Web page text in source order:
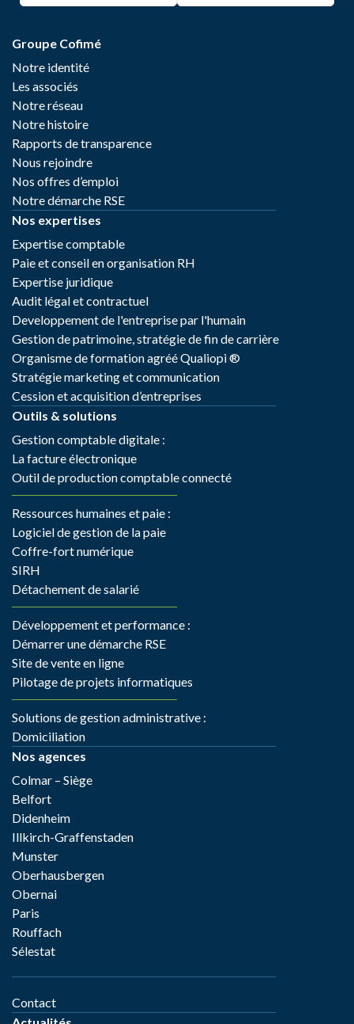
Groupe Cofimé
Notre identité
Les associés
Notre réseau
Notre histoire
Rapports de transparence
Nous rejoindre
Nos offres d’emploi
Notre démarche RSE
Nos expertises
Expertise comptable
Paie et conseil en organisation RH
Expertise juridique
Audit légal et contractuel
Developpement de l'entreprise par l'humain
Gestion de patrimoine, stratégie de fin de carrière
Organisme de formation agréé Qualiopi ®
Stratégie marketing et communication
Cession et acquisition d’entreprises
Outils & solutions
Gestion comptable digitale :
La facture électronique
Outil de production comptable connecté
Ressources humaines et paie :
Logiciel de gestion de la paie
Coffre-fort numérique
SIRH
Détachement de salarié
Développement et performance :
Démarrer une démarche RSE
Site de vente en ligne
Pilotage de projets informatiques
Solutions de gestion administrative :
Domiciliation
Nos agences
Colmar – Siège
Belfort
Didenheim
Illkirch-Graffenstaden
Munster
Oberhausbergen
Obernai
Paris
Rouffach
Sélestat
Contact